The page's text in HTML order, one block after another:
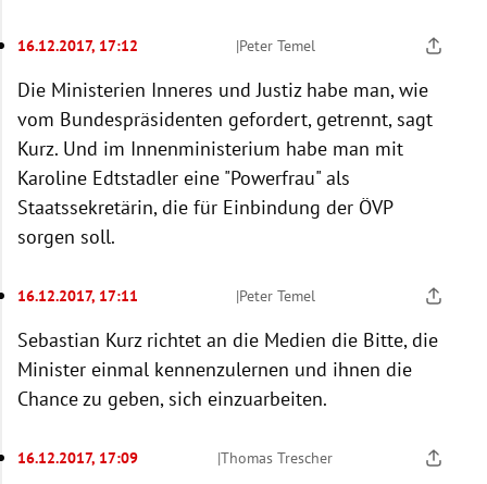
16.12.2017, 17:12 |Peter Temel
Die Ministerien Inneres und Justiz habe man, wie
vom Bundespräsidenten gefordert, getrennt, sagt
Kurz. Und im Innenministerium habe man mit
Karoline Edtstadler eine "Powerfrau" als
Staatssekretärin, die für Einbindung der ÖVP
sorgen soll.
16.12.2017, 17:11 |Peter Temel
Sebastian Kurz richtet an die Medien die Bitte, die
Minister einmal kennenzulernen und ihnen die
Chance zu geben, sich einzuarbeiten.
16.12.2017, 17:09 |Thomas Trescher